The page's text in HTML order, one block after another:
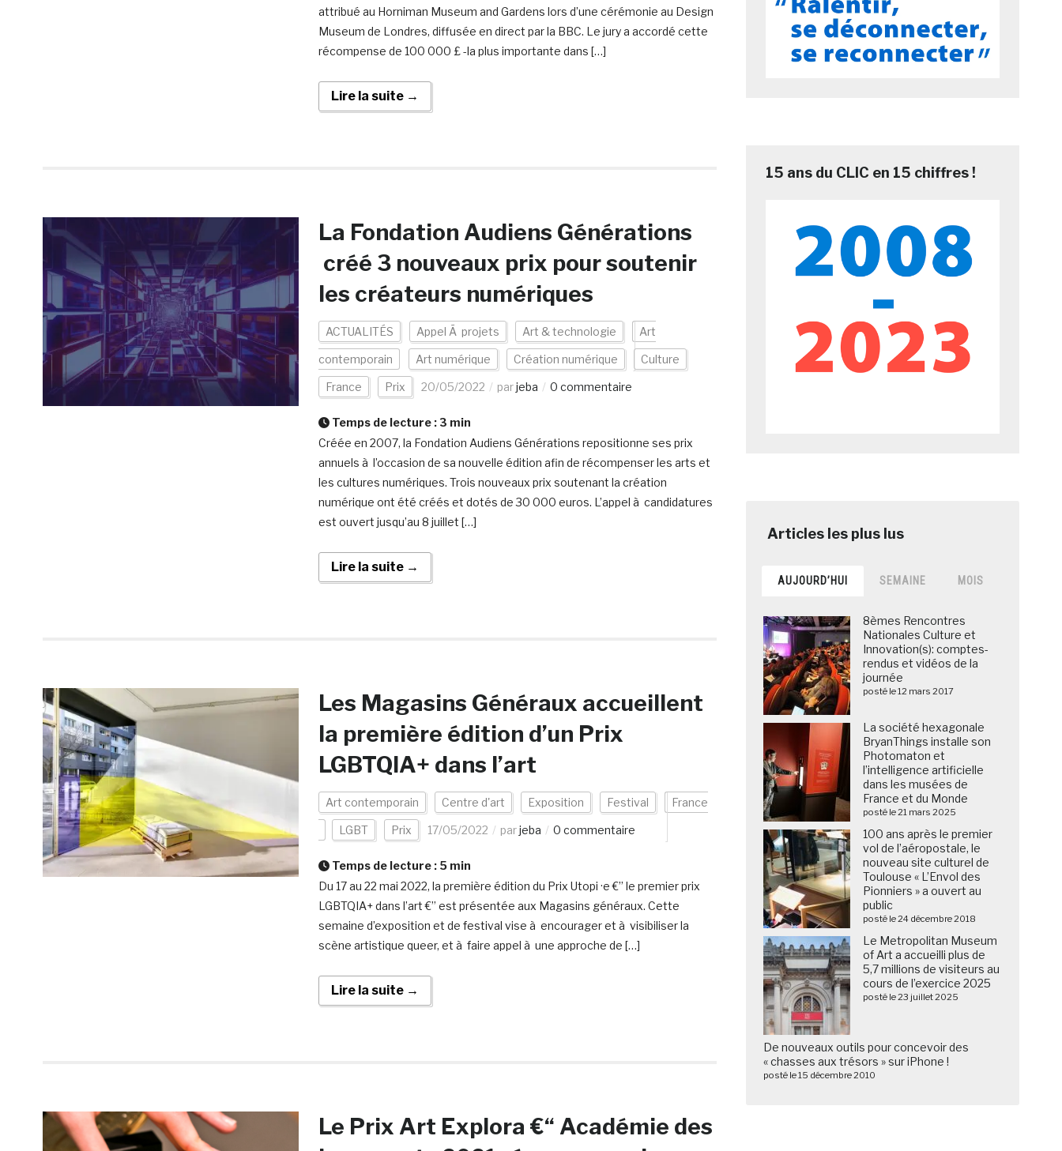
attribué au Horniman Museum and Gardens lors d’une cérémonie au Design
Museum de Londres, diffusée en direct par la BBC. Le jury a accordé cette
récompense de 100 000 £ -la plus importante dans […]
Lire la suite →
La Fondation Audiens Générations
créé 3 nouveaux prix pour soutenir
les créateurs numériques
ACTUALITÉS Appel Ã projets Art & technologie Art
contemporain Art numérique Création numérique Culture
France Prix 20/05/2022 parjeba 0 commentaire
Temps de lecture : 3 min
Créée en 2007, la Fondation Audiens Générations repositionne ses prix
annuels à l’occasion de sa nouvelle édition afin de récompenser les arts et
les cultures numériques. Trois nouveaux prix soutenant la création
numérique ont été créés et dotés de 30 000 euros. L’appel à candidatures
est ouvert jusqu’au 8 juillet […]
Lire la suite →
Les Magasins Généraux accueillent
la première édition d’un Prix
LGBTQIA+ dans l’art
Art contemporain Centre d'art Exposition Festival France
LGBT Prix 17/05/2022 parjeba 0 commentaire
Temps de lecture : 5 min
Du 17 au 22 mai 2022, la première édition du Prix Utopi ·e €” le premier prix
LGBTQIA+ dans l’art €” est présentée aux Magasins généraux. Cette
semaine d’exposition et de festival vise à encourager et à visibiliser la
scène artistique queer, et à faire appel à une approche de […]
Lire la suite →
Le Prix Art Explora €“ Académie des
15 ans du CLIC en 15 chiffres !
AUJOURD’HUI SEMAINE MOIS
8èmes Rencontres
Nationales Culture et
Innovation(s): comptes-
rendus et vidéos de la
journée
posté le 12 mars 2017
La société hexagonale
BryanThings installe son
Photomaton et
l’intelligence artificielle
dans les musées de
France et du Monde
posté le 21 mars 2025
100 ans après le premier
vol de l’aéropostale, le
nouveau site culturel de
Toulouse « L’Envol des
Pionniers » a ouvert au
public
posté le 24 décembre 2018
Le Metropolitan Museum
of Art a accueilli plus de
5,7 millions de visiteurs au
cours de l’exercice 2025
posté le 23 juillet 2025
De nouveaux outils pour concevoir des
« chasses aux trésors » sur iPhone !
posté le 15 décembre 2010